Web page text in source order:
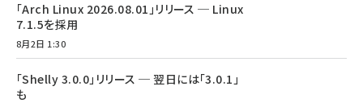
「Arch Linux 2026.08.01」リリース ─ Linux
7.1.5を採用
8月2日 1:30
「Shelly 3.0.0」リリース ─ 翌日には「3.0.1」
も